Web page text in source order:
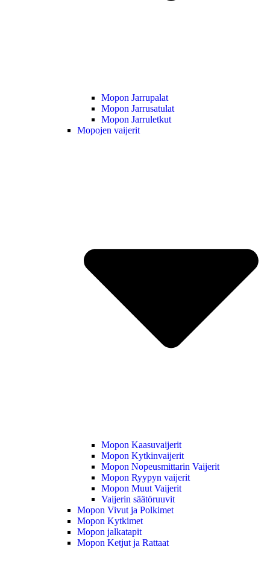
Mopon Jarrupalat
Mopon Jarrusatulat
Mopon Jarruletkut
Mopojen vaijerit
Mopon Kaasuvaijerit
Mopon Kytkinvaijerit
Mopon Nopeusmittarin Vaijerit
Mopon Ryypyn vaijerit
Mopon Muut Vaijerit
Vaijerin säätöruuvit
Mopon Vivut ja Polkimet
Mopon Kytkimet
Mopon jalkatapit
Mopon Ketjut ja Rattaat